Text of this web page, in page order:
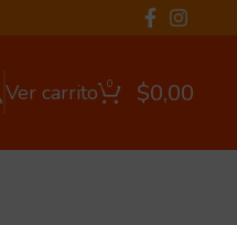
Ver carrito 0 $0,00